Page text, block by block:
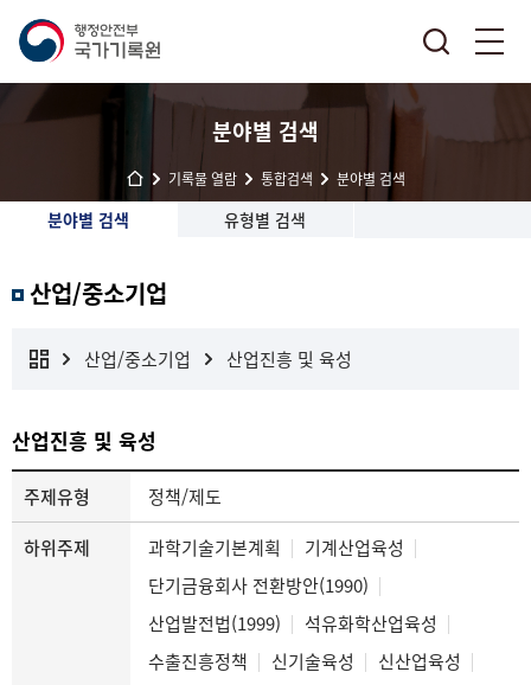
분야별 검색
기록물 열람 통합검색 분야별 검색
분야별 검색 유형별 검색
산업/중소기업
산업/중소기업 산업진흥 및 육성
산업진흥 및 육성
주제유형
정책/제도
하위주제
과학기술기본계획
기계산업육성
단기금융회사 전환방안(1990)
산업발전법(1999)
석유화학산업육성
수출진흥정책
신기술육성
신산업육성